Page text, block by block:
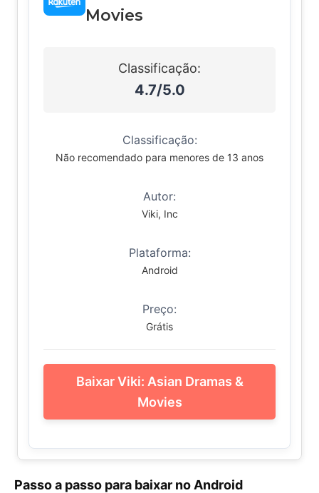
Movies
Classificação:
4.7/5.0
Classificação:
Não recomendado para menores de 13 anos
Autor:
Viki, Inc
Plataforma:
Android
Preço:
Grátis
Baixar Viki: Asian Dramas &
Movies
Passo a passo para baixar no Android